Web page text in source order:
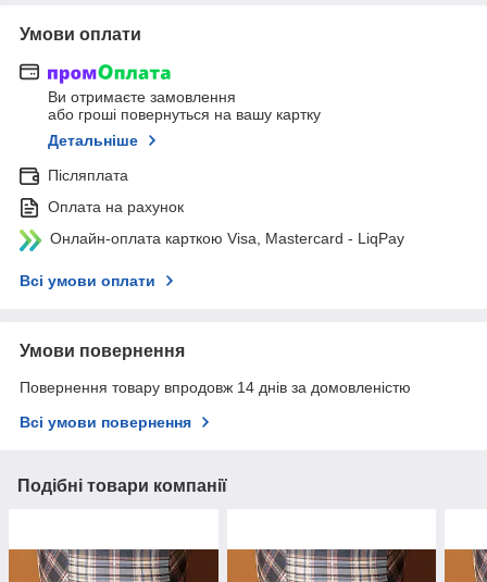
Умови оплати
Ви отримаєте замовлення
або гроші повернуться на вашу картку
Детальніше
Післяплата
Оплата на рахунок
Онлайн-оплата карткою Visa, Mastercard - LiqPay
Всі умови оплати
Умови повернення
Повернення товару впродовж 14 днів за домовленістю
Всі умови повернення
Подібні товари компанії